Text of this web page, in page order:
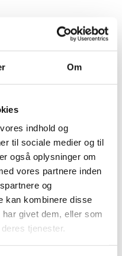
Om
indhold og
til sociale medier og til
også oplysninger om
vores partnere inden
og
kan kombinere disse
givet dem, eller som
tjenester.